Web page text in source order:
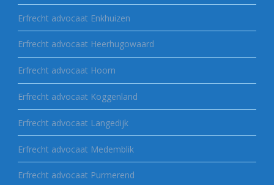
Erfrecht advocaat Enkhuizen
Erfrecht advocaat Heerhugowaard
Erfrecht advocaat Hoorn
Erfrecht advocaat Koggenland
Erfrecht advocaat Langedijk
Erfrecht advocaat Medemblik
Erfrecht advocaat Purmerend